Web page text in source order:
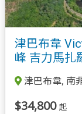
津巴布韋
峰 吉力馬扎
津巴布韋, 南
$34,800 起